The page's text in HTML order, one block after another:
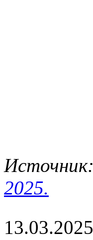
Источник:
2025.
13.03.2025